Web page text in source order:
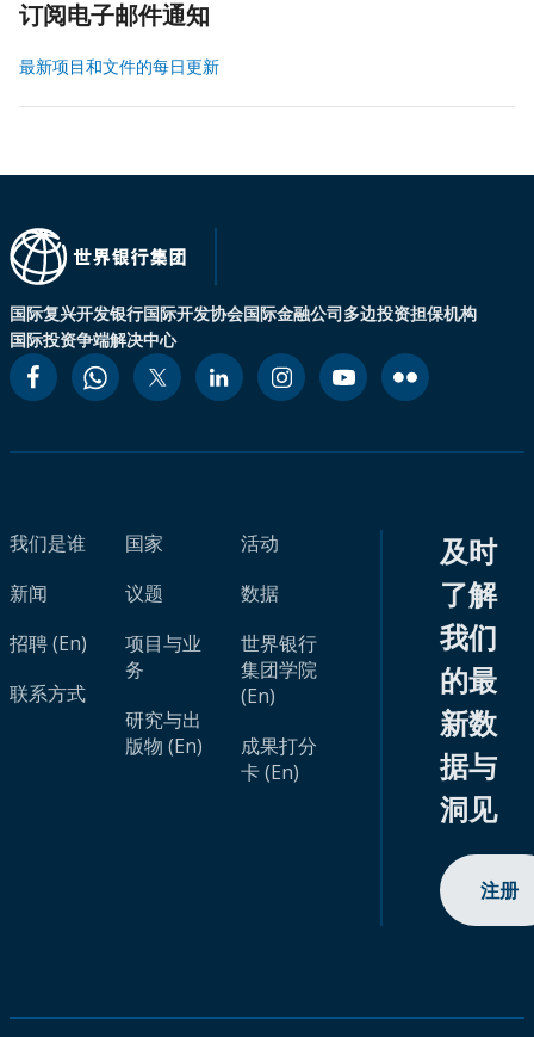
订阅电子邮件通知
最新项目和文件的每日更新
国际复兴开发银行国际开发协会国际金融公司多边投资担保机构
国际投资争端解决中心
我们是谁
新闻
招聘 (En)
联系方式
国家
议题
项目与业
务
研究与出
版物 (En)
活动
数据
世界银行
集团学院
(En)
成果打分
卡 (En)
及时
了解
我们
的最
新数
据与
洞见
注册